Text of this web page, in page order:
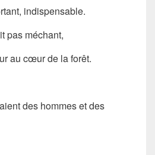
indispensable.
pas méchant,
au cœur de la forêt.
des hommes et des